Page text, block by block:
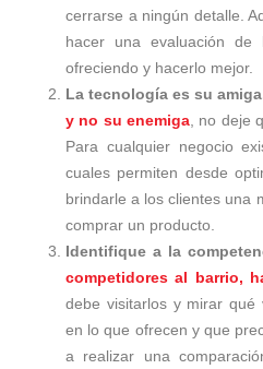
cerrarse a ningún detalle.
hacer una evaluación
ofreciendo y hacerlo mejor.
La tecnología es su
y no su enemiga , no deje
Para cualquier negocio
cuales permiten desde
brindarle a los clientes una
comprar un producto.
Identifique a la
competidores al barrio,
debe visitarlos y mirar qué
en lo que ofrecen y que
a realizar una